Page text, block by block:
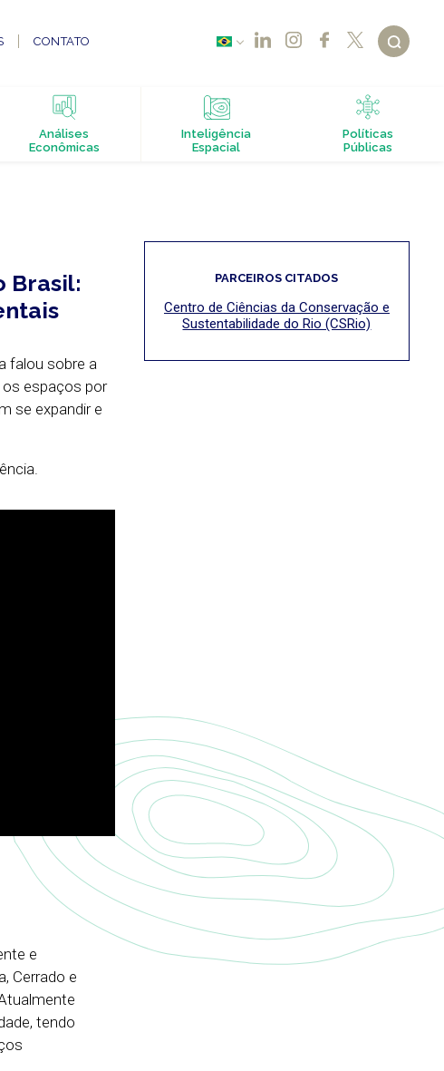
CONTATO
Análises
Econômicas
Inteligência
Espacial
Políticas
Públicas
Brasil:
falou sobre a
espaços por
se expandir e
e
Cerrado e
tendo
PARCEIROS CITADOS
Centro de Ciências da Conservação e
Sustentabilidade do Rio (CSRio)